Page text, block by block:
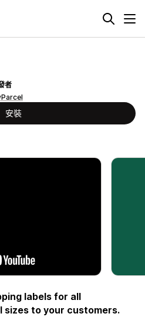
者
安裝
labels for all
sizes to your customers.